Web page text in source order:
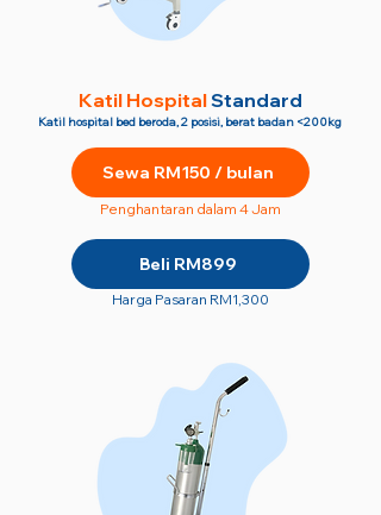
Katil HospitalStandard
Katil hospital bed beroda, 2 posisi, berat badan <200kg
Sewa RM150 / bulan
Penghantaran dalam 4 Jam
Beli RM899
Harga Pasaran RM1,300